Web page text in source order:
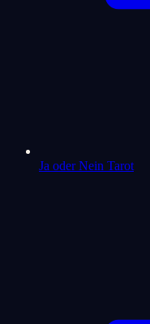
Ja oder Nein Tarot